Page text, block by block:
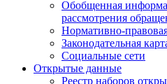
Обобщенная
рассмотрения
Нормативно-
Законодательная
Социальные сети
Открытые данные
Реестр наборов